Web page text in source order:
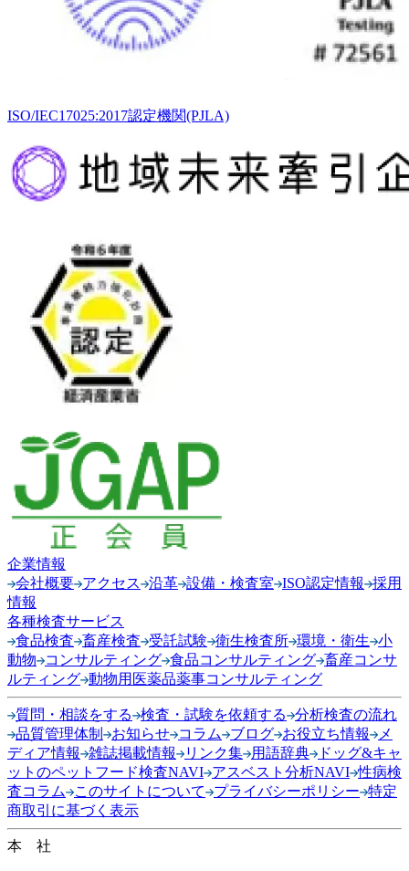
ISO/IEC17025:2017認定機関(PJLA)
企業情報
会社概要 アクセス 沿革 設備・検査室 ISO認定情報
採用
情報
各種検査サービス
食品検査 畜産検査 受託試験 衛生検査所 環境・衛生 小
動物
コンサルティング 食品コンサルティング 畜産コンサ
ルティング 動物用医薬品薬事コンサルティング
質問・相談をする 検査・試験を依頼する
分析検査の流れ
品質管理体制
お知らせ コラム ブログ お役立ち情報
メ
ディア情報
雑誌掲載情報 リンク集 用語辞典
ドッグ&キャ
ットのペットフード検査NAVI アスベスト分析NAVI 性病検
査コラム
このサイトについて プライバシーポリシー 特定
商取引に基づく表示
本 社